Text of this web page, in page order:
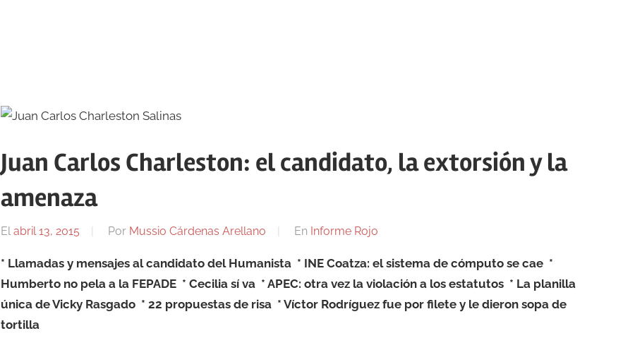
Juan Carlos Charleston: el candidato, la extorsión y la
amenaza
Elabril 13, 2015 Por Mussio Cárdenas Arellano En Informe Rojo
* Llamadas y mensajes al candidato del Humanista * INE Coatza: el sistema de cómputo se cae *
Humberto no pela a la FEPADE * Cecilia sí va * APEC: otra vez la violación a los estatutos * La planilla
única de Vicky Rasgado * 22 propuestas de risa * Víctor Rodríguez fue por filete y le dieron sopa de
tortilla